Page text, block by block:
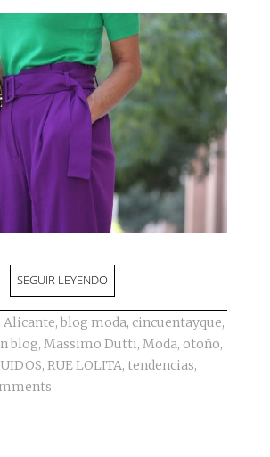
SEGUIR LEYENDO
Alicante, blog moda, cincuentayque,
blog, Massimo Dutti, Moda, otoño,
, RUE LOLITA, tendencias,